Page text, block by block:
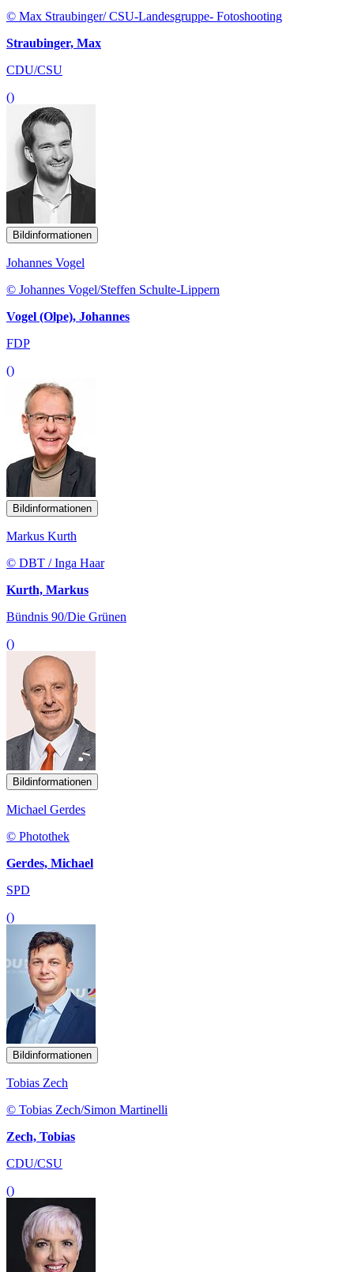
© Max Straubinger/ CSU-Landesgruppe- Fotoshooting
Straubinger, Max
CDU/CSU
()
Bildinformationen
Johannes Vogel
© Johannes Vogel/Steffen Schulte-Lippern
Vogel (Olpe), Johannes
FDP
()
Bildinformationen
Markus Kurth
© DBT / Inga Haar
Kurth, Markus
Bündnis 90/Die Grünen
()
Bildinformationen
Michael Gerdes
© Photothek
Gerdes, Michael
SPD
()
Bildinformationen
Tobias Zech
© Tobias Zech/Simon Martinelli
Zech, Tobias
CDU/CSU
()